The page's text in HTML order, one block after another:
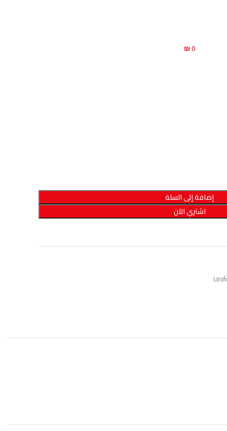
0 ₪
إضافة إلى السلة
اشتري الآن